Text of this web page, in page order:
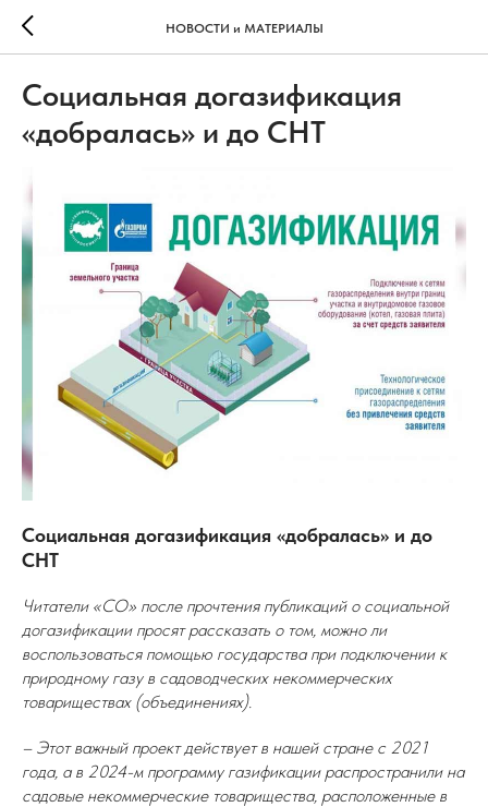
НОВОСТИ и МАТЕРИАЛЫ
Социальная догазификация
«добралась» и до СНТ
Социальная догазификация «добралась» и до
СНТ
Читатели «СО» после прочтения публикаций о социальной
догазификации просят рассказать о том, можно ли
воспользоваться помощью государства при подключении к
природному газу в садоводческих некоммерческих
товариществах (объединениях).
– Этот важный проект действует в нашей стране с 2021
года, а в 2024-м программу газификации распространили на
садовые некоммерческие товарищества, расположенные в